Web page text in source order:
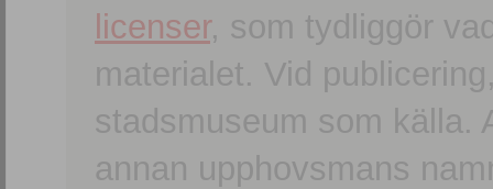
licenser, som tydliggör
materialet. Vid
stadsmuseum som källa.
annan upphovsmans